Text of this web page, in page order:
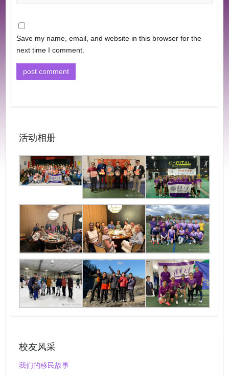
Save my name, email, and website in this browser for the
next time I comment.
活动相册
校友风采
我们的移民故事